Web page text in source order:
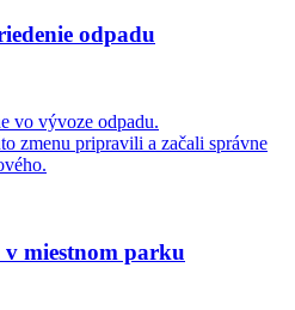
odpadu
vo vývoze odpadu.
zmenu pripravili a začali správne
miestnom parku